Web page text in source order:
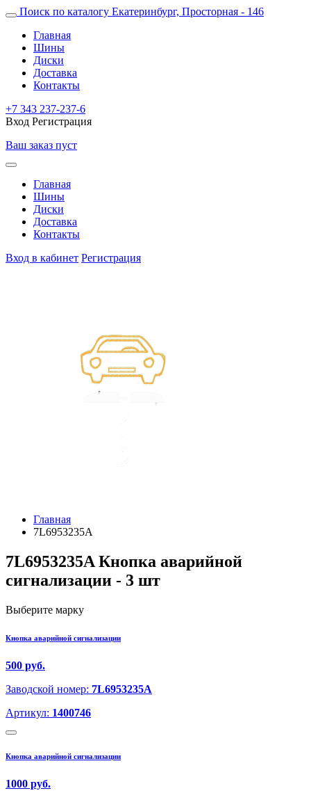
Поиск по каталогу Екатеринбург, Просторная - 146
Главная
Шины
Диски
Доставка
Контакты
+7 343 237-237-6
Вход Регистрация
Ваш заказ пуст
Главная
Шины
Диски
Доставка
Контакты
Вход в кабинет Регистрация
Главная
7L6953235A
7L6953235A Кнопка аварийной
сигнализации - 3 шт
Выберите марку
Кнопка аварийной сигнализации
500 руб.
Заводской номер: 7L6953235A
Артикул: 1400746
Кнопка аварийной сигнализации
1000 руб.